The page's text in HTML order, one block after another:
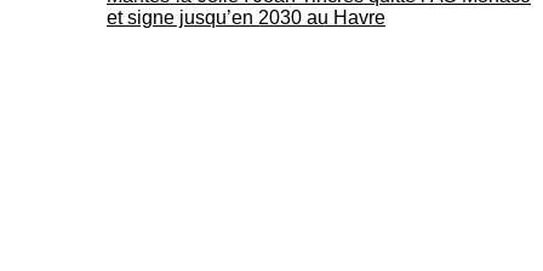
et signe jusqu’en 2030 au Havre